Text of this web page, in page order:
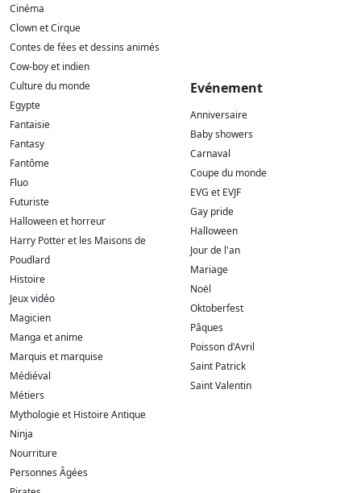
Cinéma
Clown et Cirque
Contes de fées et dessins animés
Cow-boy et indien
Culture du monde
Egypte
Fantaisie
Fantasy
Fantôme
Fluo
Futuriste
Halloween et horreur
Harry Potter et les Maisons de
Poudlard
Histoire
Jeux vidéo
Magicien
Manga et anime
Marquis et marquise
Médiéval
Métiers
Mythologie et Histoire Antique
Ninja
Nourriture
Personnes Âgées
Evénement
Anniversaire
Baby showers
Carnaval
Coupe du monde
EVG et EVJF
Gay pride
Halloween
Jour de l'an
Mariage
Noël
Oktoberfest
Pâques
Poisson d'Avril
Saint Patrick
Saint Valentin